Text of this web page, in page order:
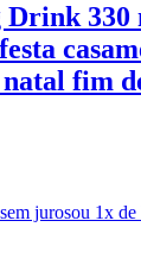
Drink
fim
jurosou 1x de